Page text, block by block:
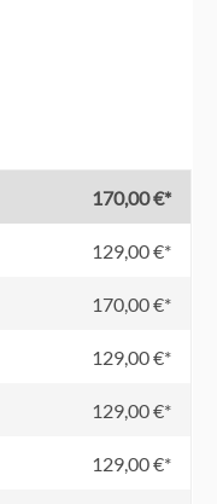
170,00 €*
129,00 €*
170,00 €*
129,00 €*
129,00 €*
129,00 €*